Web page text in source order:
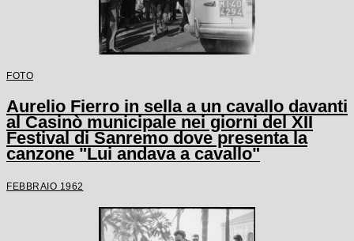
FOTO
Aurelio Fierro in sella a un cavallo davanti
al Casinò municipale nei giorni del XII
Festival di Sanremo dove presenta la
canzone "Lui andava a cavallo"
FEBBRAIO 1962